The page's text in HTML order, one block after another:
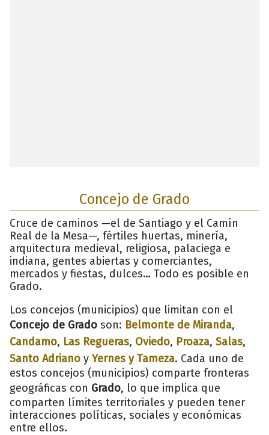
Concejo de Grado
Cruce de caminos —el de Santiago y el Camín
Real de la Mesa—, fértiles huertas, minería,
arquitectura medieval, religiosa, palaciega e
indiana, gentes abiertas y comerciantes,
mercados y fiestas, dulces… Todo es posible en
Grado.
Los concejos (municipios) que limitan con el
Concejo de Grado son: Belmonte de Miranda,
Candamo, Las Regueras, Oviedo, Proaza, Salas,
Santo Adriano y Yernes y Tameza. Cada uno de
estos concejos (municipios) comparte fronteras
geográficas con Grado, lo que implica que
comparten límites territoriales y pueden tener
interacciones políticas, sociales y económicas
entre ellos.